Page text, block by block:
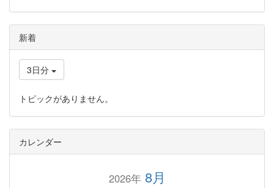
新着
3日分
トピックがありません。
カレンダー
2026年8月